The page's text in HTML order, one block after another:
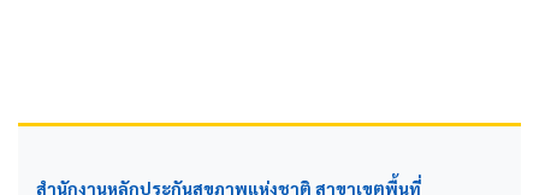
สำนักงานหลักประกันสุขภาพแห่งชาติ สาขาเขตพื้นที่